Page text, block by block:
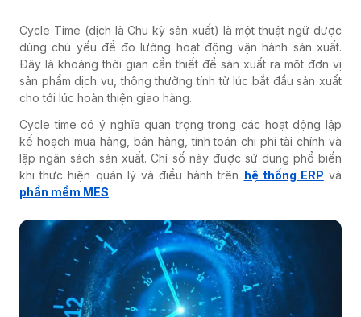
Cycle Time (dịch là Chu kỳ sản xuất) là một thuật ngữ được
dùng chủ yếu để đo lường hoạt động vận hành sản xuất.
Đây là khoảng thời gian cần thiết để sản xuất ra một đơn vị
sản phẩm dịch vụ, thông thường tính từ lúc bắt đầu sản xuất
cho tới lúc hoàn thiện giao hàng.
Cycle time có ý nghĩa quan trọng trong các hoạt động lập
kế hoạch mua hàng, bán hàng, tính toán chi phí tài chính và
lập ngân sách sản xuất. Chỉ số này được sử dụng phổ biến
khi thực hiện quản lý và điều hành trên hệ thống ERP và
phần mềm MES.